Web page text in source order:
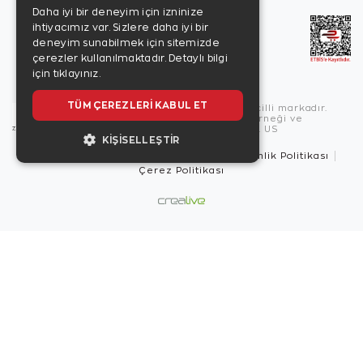
Copyright © 2026, Zen Diamond tescilli markadır.
Zen Diamond Birleşmiş Markalar Derneği ve
Turquality Destek Programı üyesidir. US
Güvenlik Politikası
Çerez Politikası
Daha iyi bir deneyim için izninize
ihtiyacımız var. Sizlere daha iyi bir
deneyim sunabilmek için sitemizde
çerezler kullanılmaktadır. Detaylı bilgi
için tıklayınız.
TÜM ÇEREZLERI KABUL ET
KIŞISELLEŞTIR